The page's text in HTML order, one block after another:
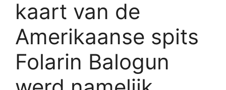
kaart van de
Amerikaanse spits
Folarin Balogun